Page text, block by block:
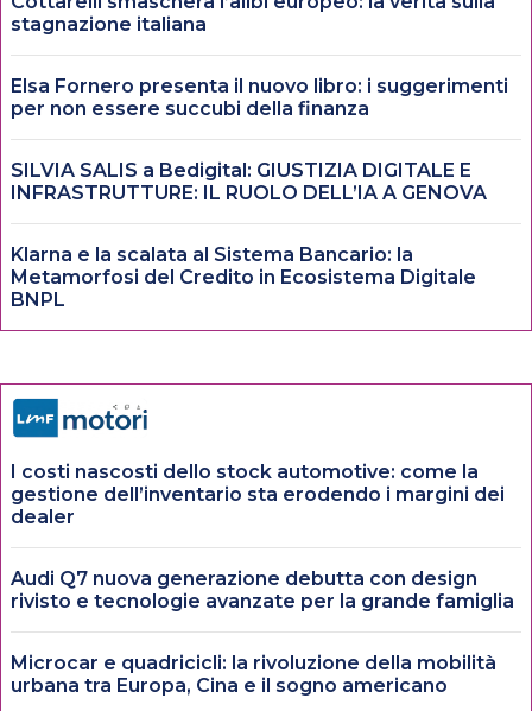
stagnazione italiana
Elsa Fornero presenta il nuovo libro: i suggerimenti
per non essere succubi della finanza
SILVIA SALIS a Bedigital: GIUSTIZIA DIGITALE E
INFRASTRUTTURE: IL RUOLO DELL’IA A GENOVA
Klarna e la scalata al Sistema Bancario: la
Metamorfosi del Credito in Ecosistema Digitale
BNPL
I costi nascosti dello stock automotive: come la
gestione dell’inventario sta erodendo i margini dei
dealer
Audi Q7 nuova generazione debutta con design
rivisto e tecnologie avanzate per la grande famiglia
Microcar e quadricicli: la rivoluzione della mobilità
urbana tra Europa, Cina e il sogno americano